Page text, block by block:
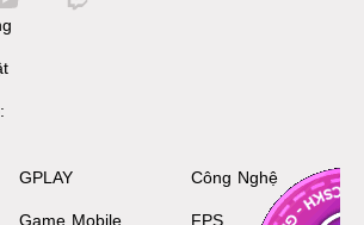
GPLAY
Game Mobile
Công Nghệ
FPS